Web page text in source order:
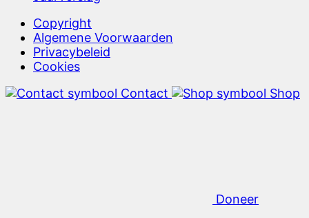
Copyright
Algemene Voorwaarden
Privacybeleid
Cookies
Contact
Shop
Doneer